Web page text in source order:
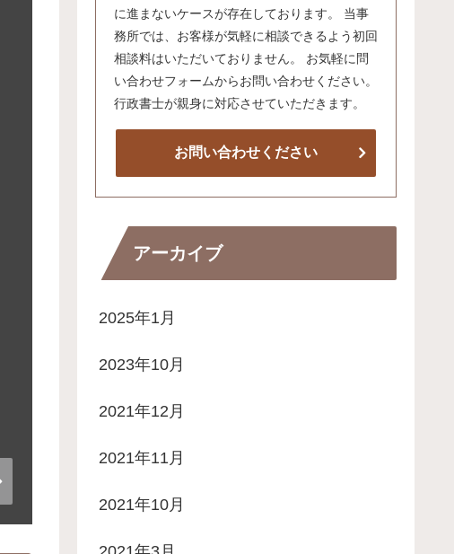
に進まないケースが存在しております。 当事
務所では、お客様が気軽に相談できるよう初回
相談料はいただいておりません。 お気軽に問
い合わせフォームからお問い合わせください。
行政書士が親身に対応させていただきます。
お問い合わせください
アーカイブ
2025年1月
2023年10月
2021年12月
2021年11月
2021年10月